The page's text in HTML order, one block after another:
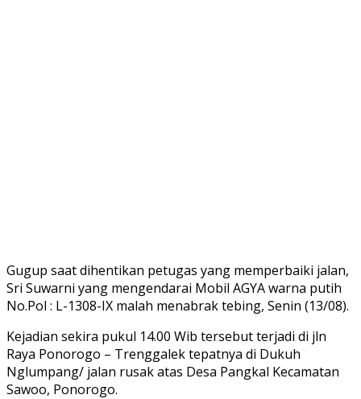
Gugup saat dihentikan petugas yang memperbaiki jalan,
Sri Suwarni yang mengendarai Mobil AGYA warna putih
No.Pol : L-1308-IX malah menabrak tebing, Senin (13/08).
Kejadian sekira pukul 14.00 Wib tersebut terjadi di jln
Raya Ponorogo – Trenggalek tepatnya di Dukuh
Nglumpang/ jalan rusak atas Desa Pangkal Kecamatan
Sawoo, Ponorogo.